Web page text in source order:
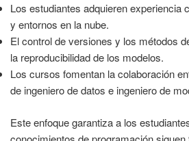
Los estudiantes adquieren experiencia
y entornos en la nube.
El control de versiones y los métodos
la reproducibilidad de los modelos.
Los cursos fomentan la colaboración
de ingeniero de datos e ingeniero de
Este enfoque garantiza a los